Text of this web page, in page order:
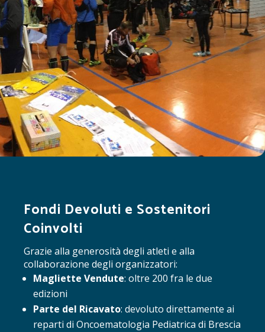
Fondi Devoluti e Sostenitori
Coinvolti
Grazie alla generosità degli atleti e alla
collaborazione degli organizzatori:
Magliette Vendute: oltre 200 fra le due
edizioni
Parte del Ricavato: devoluto direttamente ai
reparti di Oncoematologia Pediatrica di Brescia